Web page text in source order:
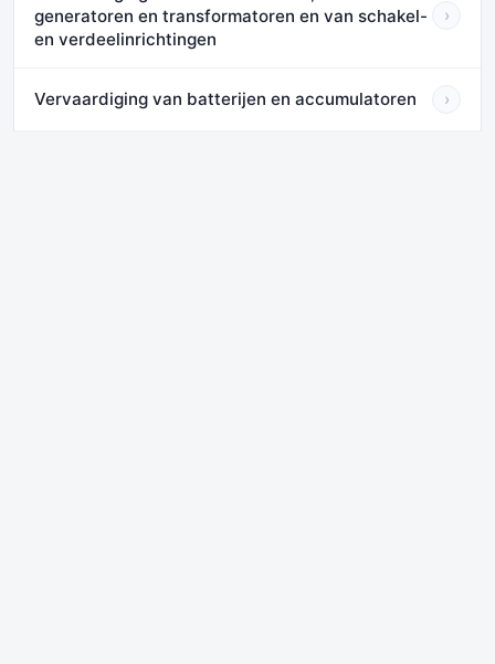
generatoren en transformatoren en van schakel-
en verdeelinrichtingen
›
Vervaardiging van batterijen en accumulatoren ›